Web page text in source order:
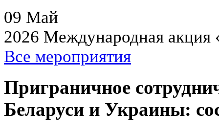
09 Май
2026 Международная
Все мероприятия
Приграничное
Беларуси и Украины: